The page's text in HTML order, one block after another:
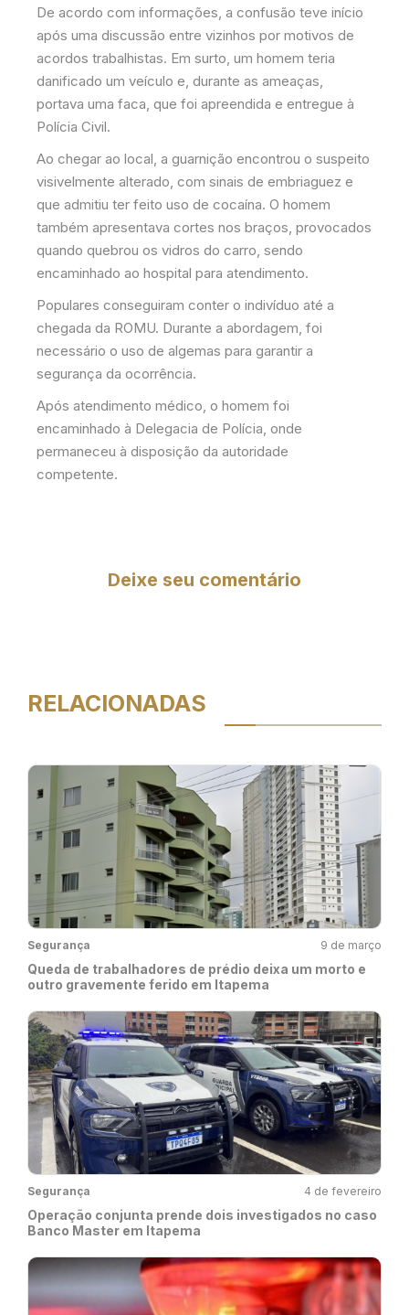
De acordo com informações, a confusão teve início
após uma discussão entre vizinhos por motivos de
acordos trabalhistas. Em surto, um homem teria
danificado um veículo e, durante as ameaças,
portava uma faca, que foi apreendida e entregue à
Polícia Civil.
Ao chegar ao local, a guarnição encontrou o suspeito
visivelmente alterado, com sinais de embriaguez e
que admitiu ter feito uso de cocaína. O homem
também apresentava cortes nos braços, provocados
quando quebrou os vidros do carro, sendo
encaminhado ao hospital para atendimento.
Populares conseguiram conter o indivíduo até a
chegada da ROMU. Durante a abordagem, foi
necessário o uso de algemas para garantir a
segurança da ocorrência.
Após atendimento médico, o homem foi
encaminhado à Delegacia de Polícia, onde
permaneceu à disposição da autoridade
competente.
Deixe seu comentário
RELACIONADAS
Segurança 9 de março
Queda de trabalhadores de prédio deixa um morto e
outro gravemente ferido em Itapema
Segurança 4 de fevereiro
Operação conjunta prende dois investigados no caso
Banco Master em Itapema